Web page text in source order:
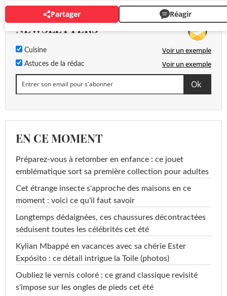
Partager Réagir
NEWSLETTERS
Cuisine Voir un exemple
Astuces de la rédac Voir un exemple
EN CE MOMENT
Préparez-vous à retomber en enfance : ce jouet
emblématique sort sa première collection pour adultes
Cet étrange insecte s'approche des maisons en ce
moment : voici ce qu'il faut savoir
Longtemps dédaignées, ces chaussures décontractées
séduisent toutes les célébrités cet été
Kylian Mbappé en vacances avec sa chérie Ester
Expósito : ce détail intrigue la Toile (photos)
Oubliez le vernis coloré : ce grand classique revisité
s'impose sur les ongles de pieds cet été